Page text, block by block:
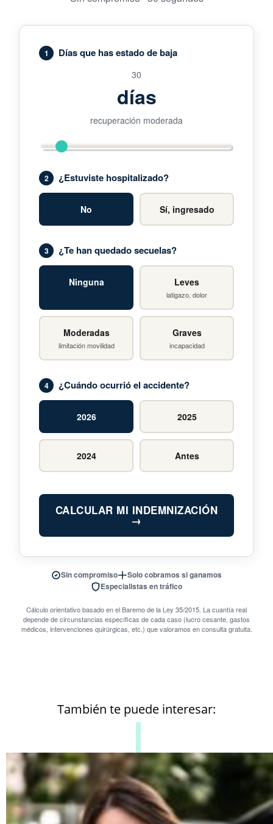
1 Días que has estado de baja
30
días
recuperación moderada
2 ¿Estuviste hospitalizado?
No Sí, ingresado
3 ¿Te han quedado secuelas?
Ninguna Leves
latigazo, dolor
Moderadas
limitación movilidad
Graves
incapacidad
4 ¿Cuándo ocurrió el accidente?
2026 2025
2024 Antes
CALCULAR MI INDEMNIZACIÓN
→
Sin compromiso
Solo cobramos si ganamos
Especialistas en tráfico
Cálculo orientativo basado en el Baremo de la Ley 35/2015. La cuantía real
depende de circunstancias específicas de cada caso (lucro cesante, gastos
médicos, intervenciones quirúrgicas, etc.) que valoramos en consulta gratuita.
También te puede interesar: